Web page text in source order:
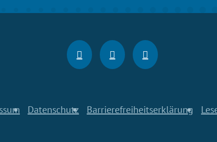
Datenschutz Barrierefreiheitserklärung